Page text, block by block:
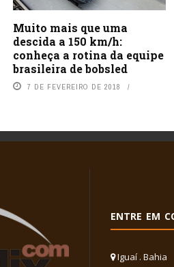
Muito mais que uma
descida a 150 km/h:
conheça a rotina da equipe
brasileira de bobsled
7 DE FEVEREIRO DE 2018
ENTRE EM
Iguaí . Bahia